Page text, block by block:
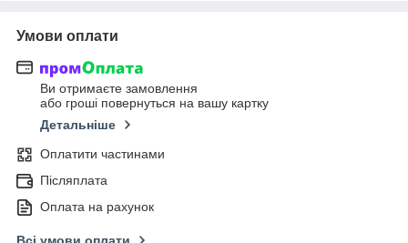
Умови оплати
Ви отримаєте замовлення
або гроші повернуться на вашу картку
Детальніше
Оплатити частинами
Післяплата
Оплата на рахунок